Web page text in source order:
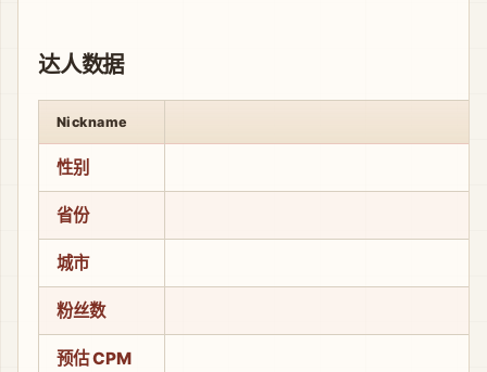
达人数据
Nickname
性别
省份
城市
粉丝数
预估 CPM